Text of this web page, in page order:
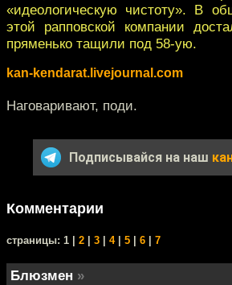
«идеологическую чистоту». В
этой рапповской компании
пряменько тащили под 58-ую.
kan-kendarat.livejournal.com
Наговаривают, поди.
Подписывайся на наш
Комментарии
cтраницы: 1 | 2 3 4| 5 6 7
Блюзмен »